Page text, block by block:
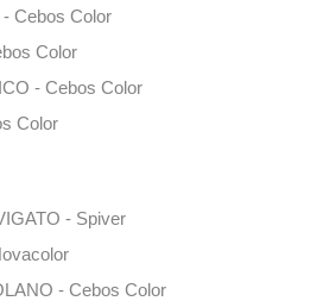
Cebos Color
Color
- Cebos Color
Color
- Spiver
- Cebos Color